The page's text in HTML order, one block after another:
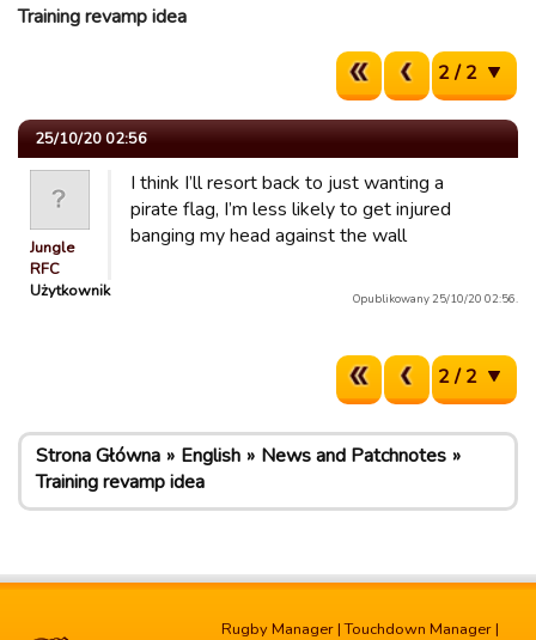
Training revamp idea
2 / 2
25/10/20 02:56
Jungle
RFC
Użytkownik
I think I’ll resort back to just wanting a
pirate flag, I’m less likely to get injured
banging my head against the wall
Opublikowany 25/10/20 02:56.
2 / 2
Strona Główna English
News and Patchnotes
Training revamp idea
Rugby Manager |Touchdown Manager |